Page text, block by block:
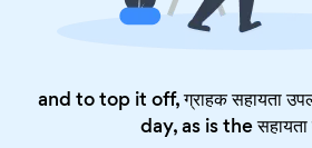
and to top it off, ग्राहक सहायता
day, as is the